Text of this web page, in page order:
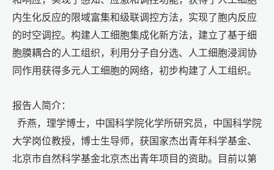
内生化反应的限域富集和级联调控方法，实现了胞内反应
的时空调控。构建人工细胞集成化新方法，建立了基于细
胞膜耦合的人工组织，利用分子自分选、人工细胞浸润协
同作用获得多元人工细胞的网络，初步构建了人工组织。
报告人简介：
乔燕，理学博士，中国科学院化学所研究员，中国科学院
大学岗位教授，博士生导师，获国家杰出青年科学基金、
北京市自然科学基金北京杰出青年项目的资助。目前以第